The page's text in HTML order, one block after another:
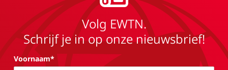
Volg EWTN.
Schrijf je in op onze nieuwsbrief!
Voornaam*